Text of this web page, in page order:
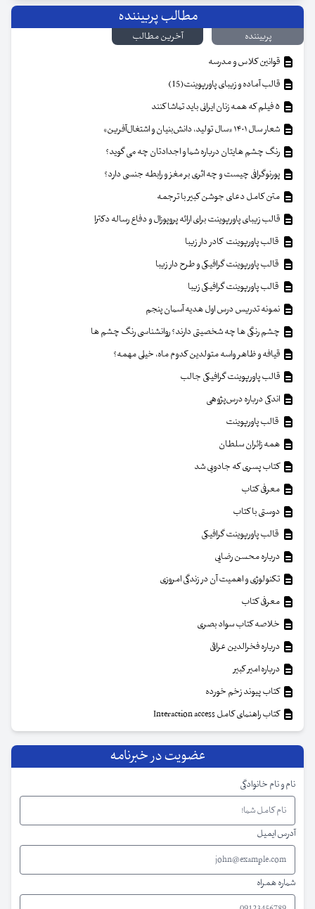
مطالب پربیننده
پربیننده
آخرین مطالب
قوانین کلاس و مدرسه
قالب آماده و زیبای پاورپوینت(15)
شعار سال ۱۴۰۱ «سال تولید، دانش‌بنیان و اشتغال‌آفرین»
رنگ چشم هایتان درباره شما و اجدادتان چه می گوید؟
پورنوگرافی چیست و چه اثری بر مغز و رابطه جنسی دارد؟
متن کامل دعای جوشن کبیر با ترجمه
قالب زیبای پاورپوینت برای ارائه پروپوزال و دفاع رساله دکترا
قالب پاورپوینت کادر دار زیبا
قالب پاورپوینت گرافیکی و طرح دار زیبا
قالب پاورپوینت گرافیکی زیبا
نمونه تدریس درس اول هدیه آسمان پنجم
چشم رنگی ها چه شخصیتی دارند؟ روانشناسی رنگ چشم ها
قیافه و ظاهر واسه متولدین کدوم ماه، خیلی مهمه؟
قالب پاورپوینت گرافیکی جالب
اندکی درباره درس‌پژوهی
قالب پاورپوینت
همه زائران سلطان
کتاب پسری که جادویی شد
معرفی کتاب
دوستی با کتاب
قالب پاورپوینت گرافیکی
درباره محسن رضایی
تکنولوژی و اهمیت آن در زندگی امروزی
معرفی کتاب
خلاصه کتاب سواد بصری
درباره فخرالدین عراقی
درباره امیر کبیر
کتاب پیوند زخم خورده
کتاب راهنمای کامل Interaction access
عضویت در خبرنامه
نام و نام خانوادگی
آدرس ایمیل
شماره همراه